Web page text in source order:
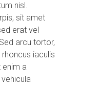
nisl.
sit amet
erat vel
arcu tortor,
iaculis
enim a